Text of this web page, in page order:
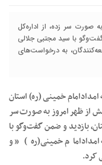
صورت سر زده، از اداره‌کل
با سید مجتبی جلالی
به درخواست‌های
خمینی (ره) استان
از ظهر امروز به‌ صورت سر
بازدید و ضمن گفت‌وگو با
خمینی(ره) ” و
کرد.